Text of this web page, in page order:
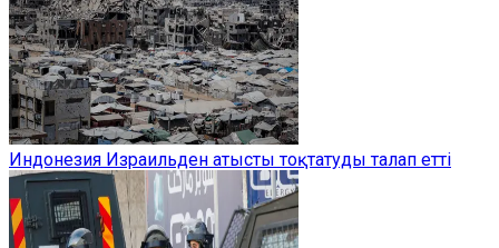
Индонезия Израильден атысты тоқтатуды талап етті